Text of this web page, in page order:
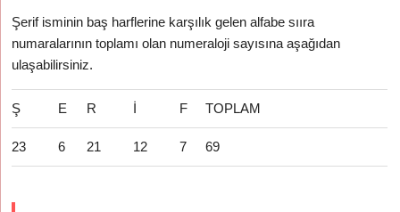
Şerif isminin baş harflerine karşılık gelen alfabe sııra
numaralarının toplamı olan numeraloji sayısına aşağıdan
ulaşabilirsiniz.
Ş E R İ F TOPLAM
23 6 21 12 7 69